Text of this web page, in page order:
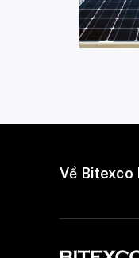
Về Bitexco